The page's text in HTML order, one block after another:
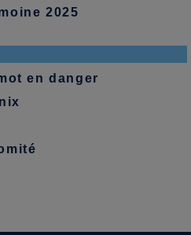
2025
en danger